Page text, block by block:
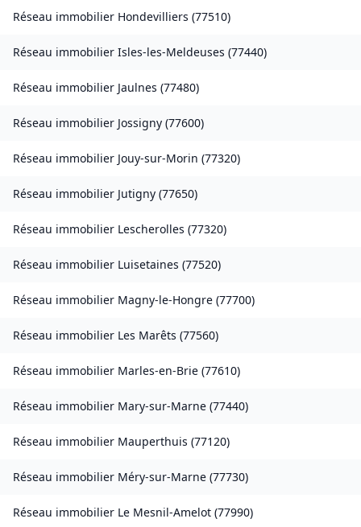
Réseau immobilier Hondevilliers (77510)
Réseau immobilier Isles-les-Meldeuses (77440)
Réseau immobilier Jaulnes (77480)
Réseau immobilier Jossigny (77600)
Réseau immobilier Jouy-sur-Morin (77320)
Réseau immobilier Jutigny (77650)
Réseau immobilier Lescherolles (77320)
Réseau immobilier Luisetaines (77520)
Réseau immobilier Magny-le-Hongre (77700)
Réseau immobilier Les Marêts (77560)
Réseau immobilier Marles-en-Brie (77610)
Réseau immobilier Mary-sur-Marne (77440)
Réseau immobilier Mauperthuis (77120)
Réseau immobilier Méry-sur-Marne (77730)
Réseau immobilier Le Mesnil-Amelot (77990)